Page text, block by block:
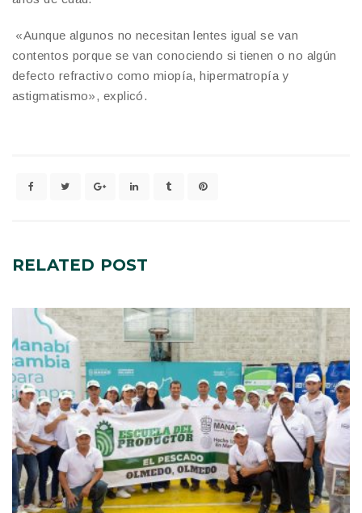
«Aunque algunos no necesitan lentes igual se van
contentos porque se van conociendo si tienen o no algún
defecto refractivo como miopía, hipermatropía y
astigmatismo», explicó.
RELATED POST